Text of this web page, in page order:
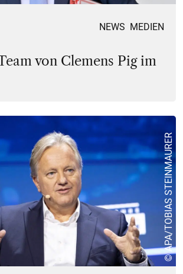
NEWS MEDIEN
von Clemens Pig im
© APA/TOBIAS STEINMAURER